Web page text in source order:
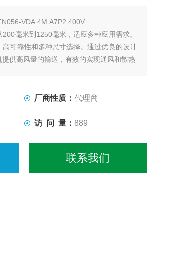
VDA.4M.A7P2 400V
毫米到1250毫米，适应多种应用需求。
可靠性和多种尺寸选择。通过优良的设计
供高风量的输送，有效的实现通风和散热
厂商性质： 代理商
访 问 量： 889
联系我们